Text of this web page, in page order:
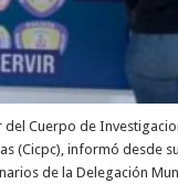
del Cuerpo de
(Cicpc), informó desde
de la Delegación